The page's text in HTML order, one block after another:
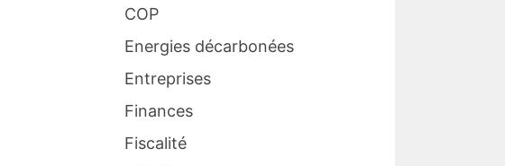
COP
Energies décarbonées
Entreprises
Finances
Fiscalité